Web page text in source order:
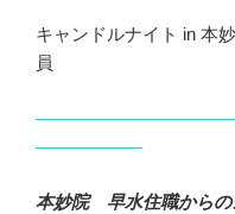
キャンドルナイト in 本
員
——————
本妙院 早水住職からの